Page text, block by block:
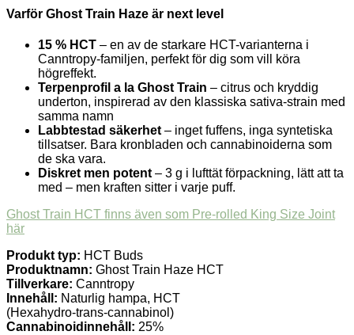
Varför Ghost Train Haze är next level
15 % HCT – en av de starkare HCT-varianterna i
Canntropy-familjen, perfekt för dig som vill köra
högreffekt.
Terpenprofil a la Ghost Train – citrus och kryddig
underton, inspirerad av den klassiska sativa-strain med
samma namn
Labbtestad säkerhet – inget fuffens, inga syntetiska
tillsatser. Bara kronbladen och cannabinoiderna som
de ska vara.
Diskret men potent – 3 g i lufttät förpackning, lätt att ta
med – men kraften sitter i varje puff.
Ghost Train HCT finns även som Pre-rolled King Size Joint
här
Produkt typ: HCT Buds
Produktnamn: Ghost Train Haze HCT
Tillverkare: Canntropy
Innehåll: Naturlig hampa, HCT
(Hexahydro‑trans‑cannabinol)
Cannabinoidinnehåll: 25%